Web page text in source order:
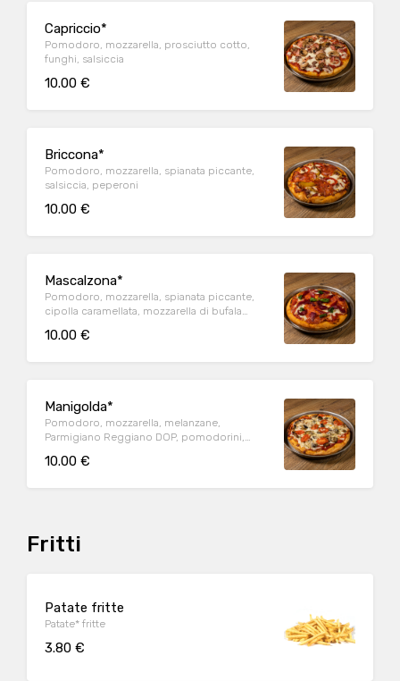
Capriccio*
Pomodoro, mozzarella, prosciutto cotto,
funghi, salsiccia
10.00 €
Briccona*
Pomodoro, mozzarella, spianata piccante,
salsiccia, peperoni
10.00 €
Mascalzona*
Pomodoro, mozzarella, spianata piccante,
cipolla caramellata, mozzarella di bufala
10.00 €
Manigolda*
Pomodoro, mozzarella, melanzane,
Parmigiano Reggiano DOP, pomodorini,
10.00 €
Fritti
Patate fritte
Patate* fritte
3.80 €